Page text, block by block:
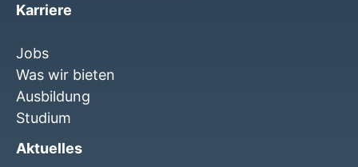
Karriere
Jobs
Was wir bieten
Ausbildung
Studium
Aktuelles